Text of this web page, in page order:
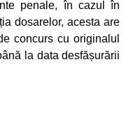
penale, în cazul în
dosarelor, acesta are
concurs cu originalul
la data desfășurării